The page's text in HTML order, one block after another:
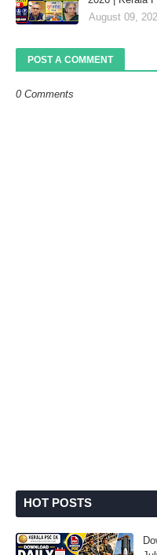
August 09,
POST A COMMENT
0 Comments
HOT POSTS